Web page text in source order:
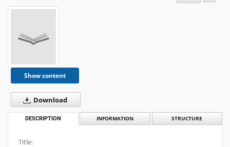
Show content
Download
DESCRIPTION INFORMATION STRUCTURE
Title: